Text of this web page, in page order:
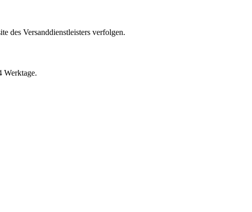
des Versanddienstleisters verfolgen.
Werktage.